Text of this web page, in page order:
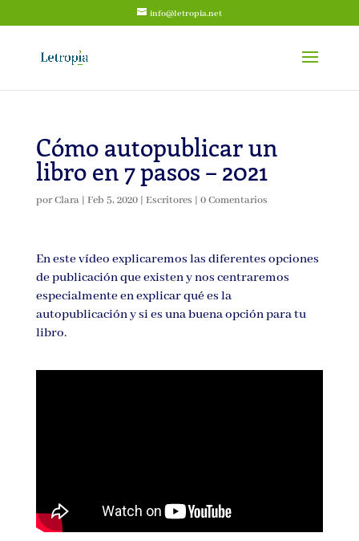
info@letropia.net
Cómo autopublicar un
libro en 7 pasos – 2021
porClara| Feb 5, 2020| Escritores | 0 Comentarios
En este vídeo explicaremos las diferentes opciones
de publicación que existen y nos centraremos
especialmente en explicar qué es la
autopublicación y si es una buena opción para tu
libro.